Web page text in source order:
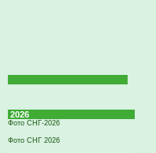
2026
Фото СНГ-2026
Фото СНГ 2026